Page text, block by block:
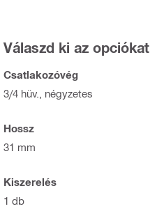
Válaszd ki az opciókat
Csatlakozóvég
3/4 hüv., négyzetes
Hossz
31 mm
Kiszerelés
1 db